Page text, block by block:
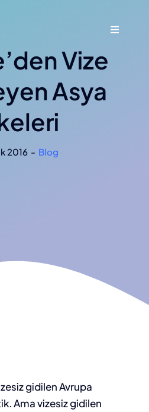
Toggle
Vize
Asya
2016 - Blog
gidilen Avrupa
Ama vizesiz gidilen